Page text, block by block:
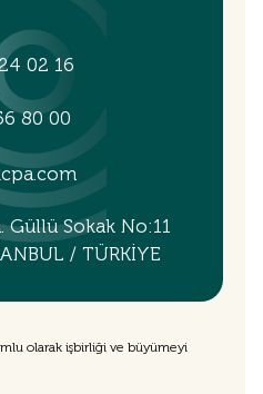
02 16
80 00
Güllü Sokak No:11
/ TÜRKİYE
olarak işbirliği ve büyümeyi